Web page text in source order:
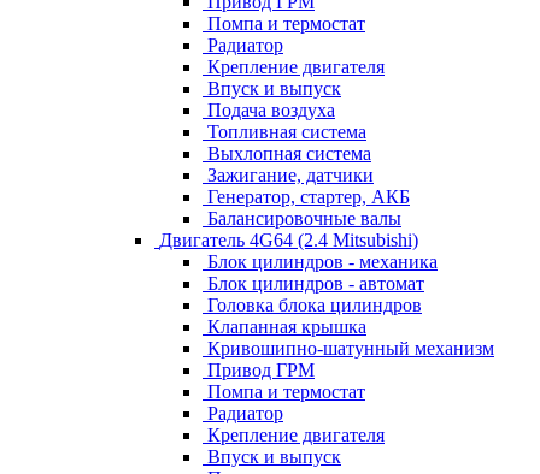
Помпа и термостат
Радиатор
Крепление двигателя
Впуск и выпуск
Подача воздуха
Топливная система
Выхлопная система
Зажигание, датчики
Генератор, стартер, АКБ
Балансировочные валы
Двигатель 4G64 (2.4 Mitsubishi)
Блок цилиндров - механика
Блок цилиндров - автомат
Головка блока цилиндров
Клапанная крышка
Кривошипно-шатунный механизм
Привод ГРМ
Помпа и термостат
Радиатор
Крепление двигателя
Впуск и выпуск